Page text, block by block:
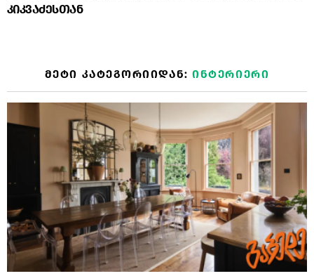
კიკვაძესთან
ᲛᲔᲢᲘ ᲙᲐᲢᲔᲒᲝᲠᲘᲘᲓᲐᲜ:ᲘᲜᲢᲔᲠᲘᲔᲠᲘ